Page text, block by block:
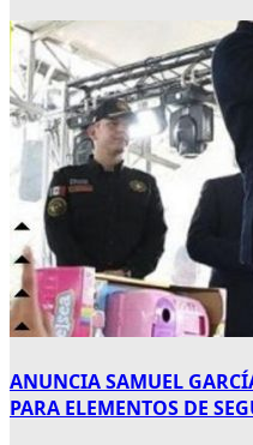
ANUNCIA SAMUEL
PARA ELEMENTOS DE